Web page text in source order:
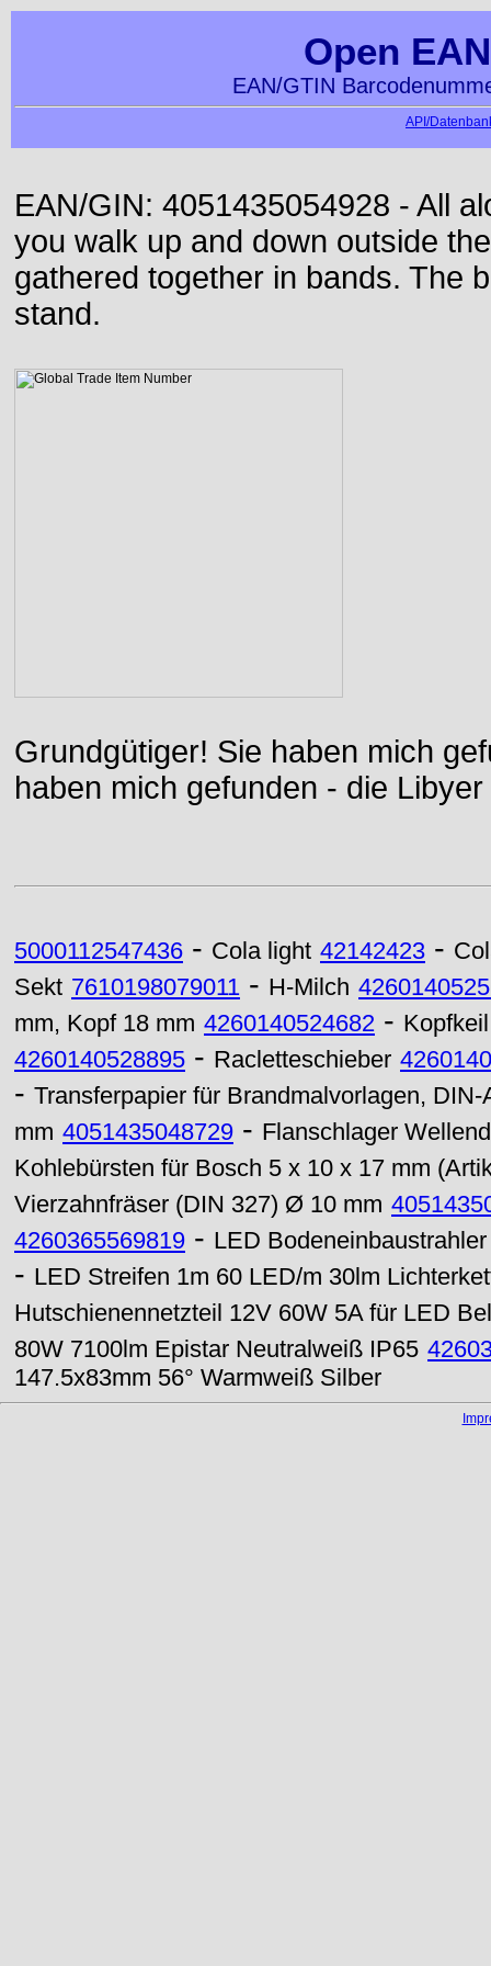
Open
EAN/GTIN
API/
EAN/GIN: 4051435054928 - All
you walk up and down outside
gathered together in bands. The
stand.
Grundgütiger! Sie haben mich
haben mich gefunden - die
5000112547436 - Cola light 42142423 -
Sekt 7610198079011 - H-Milch
mm, Kopf 18 mm 4260140524682 -
4260140528895 - Racletteschieber
- Transferpapier für Brandmalvorlagen, DIN-
mm 4051435048729 - Flanschlager
Kohlebürsten für Bosch 5 x 10 x 17 mm
Vierzahnfräser (DIN 327) Ø 10 mm
4260365569819 - LED
- LED Streifen 1m 60 LED/m 30lm
Hutschienennetzteil 12V 60W 5A für LED
80W 7100lm Epistar Neutralweiß IP65
147.5x83mm 56° Warmweiß Silber